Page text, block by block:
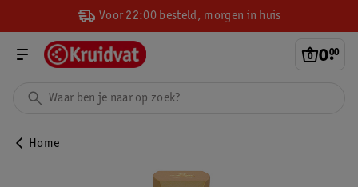
Voor 22:00 besteld, morgen in huis
0.
00
Home